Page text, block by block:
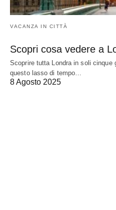
VACANZA IN CITTÀ
Scopri cosa vedere a
Scoprire tutta Londra in soli cinque
questo lasso di tempo…
8 Agosto 2025